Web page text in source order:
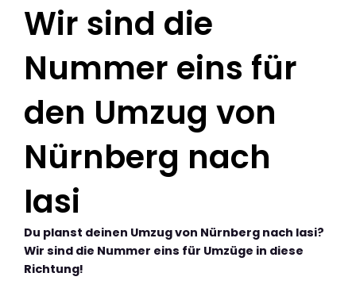
Wir sind die
Nummer eins für
den Umzug von
Nürnberg nach
Iasi
Du planst deinen Umzug von Nürnberg nach Iasi?
Wir sind die Nummer eins für Umzüge in diese
Richtung!